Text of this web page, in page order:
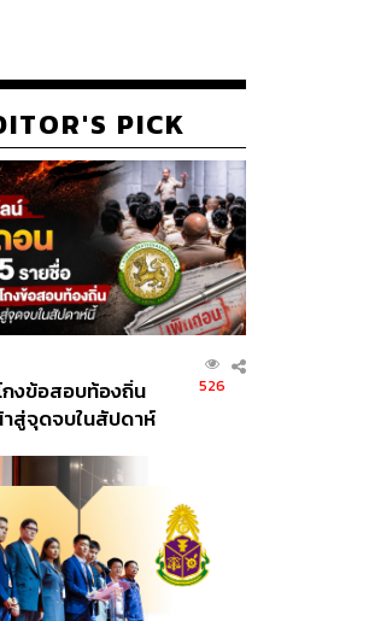
PICK
งข้อสอบท้องถิ่น
สู่จุดจบในสัปดาห์
526